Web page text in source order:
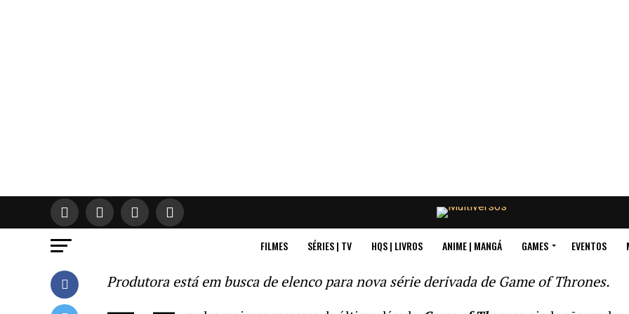
FILMES SÉRIES | TV HQS | LIVROS ANIME | MANGÁ GAMES EVENTOS
Produtora está em busca de elenco para nova série derivada de Game of Thrones.